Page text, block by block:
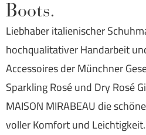
Boots.
Liebhaber italienischer
hochqualitativer Handarbeit
Accessoires der Münchner
Sparkling Rosé und Dry Rosé
MAISON MIRABEAU die
voller Komfort und Leichtigkeit.